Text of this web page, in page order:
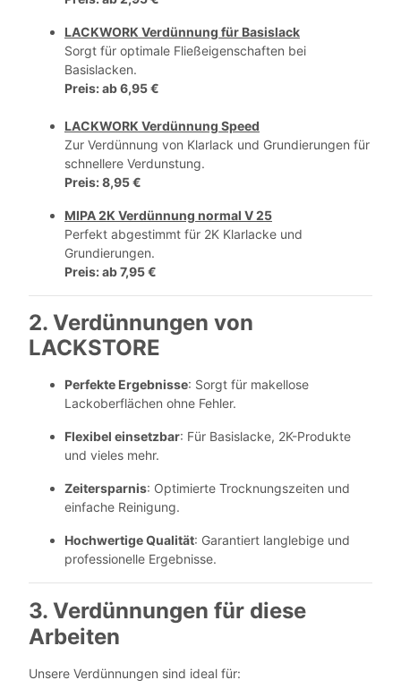
LACKWORK Verdünnung für Basislack
Sorgt für optimale Fließeigenschaften bei
Basislacken.
Preis: ab 6,95 €
LACKWORK Verdünnung Speed
Zur Verdünnung von Klarlack und Grundierungen für
schnellere Verdunstung.
Preis: 8,95 €
MIPA 2K Verdünnung normal V 25
Perfekt abgestimmt für 2K Klarlacke und
Grundierungen.
Preis: ab 7,95 €
2. Verdünnungen von
LACKSTORE
Perfekte Ergebnisse: Sorgt für makellose
Lackoberflächen ohne Fehler.
Flexibel einsetzbar: Für Basislacke, 2K-Produkte
und vieles mehr.
Zeitersparnis: Optimierte Trocknungszeiten und
einfache Reinigung.
Hochwertige Qualität: Garantiert langlebige und
professionelle Ergebnisse.
3. Verdünnungen für diese
Arbeiten
Unsere Verdünnungen sind ideal für: